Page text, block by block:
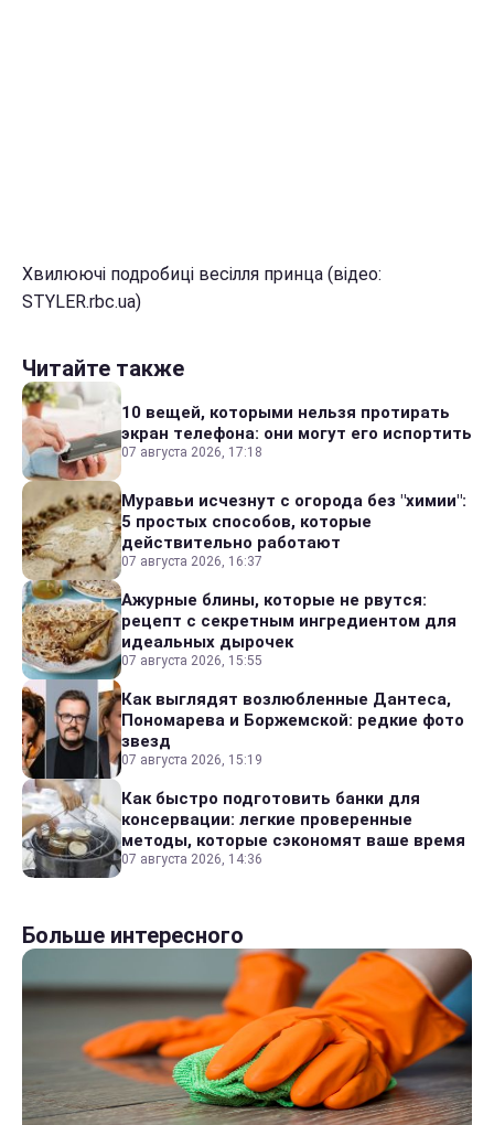
Хвилюючі подробиці весілля принца (відео:
STYLER.rbc.ua)
Читайте также
10 вещей, которыми нельзя протирать
экран телефона: они могут его испортить
07 августа 2026, 17:18
Муравьи исчезнут с огорода без "химии":
5 простых способов, которые
действительно работают
07 августа 2026, 16:37
Ажурные блины, которые не рвутся:
рецепт с секретным ингредиентом для
идеальных дырочек
07 августа 2026, 15:55
Как выглядят возлюбленные Дантеса,
Пономарева и Боржемской: редкие фото
звезд
07 августа 2026, 15:19
Как быстро подготовить банки для
консервации: легкие проверенные
методы, которые сэкономят ваше время
07 августа 2026, 14:36
Больше интересного